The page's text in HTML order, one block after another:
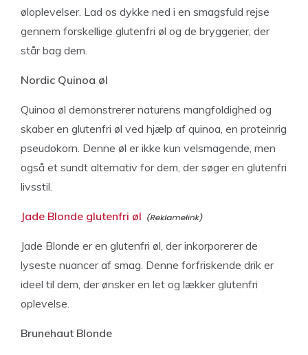
øloplevelser. Lad os dykke ned i en smagsfuld rejse
gennem forskellige glutenfri øl og de bryggerier, der
står bag dem.
Nordic Quinoa øl
Quinoa øl demonstrerer naturens mangfoldighed og
skaber en glutenfri øl ved hjælp af quinoa, en proteinrig
pseudokorn. Denne øl er ikke kun velsmagende, men
også et sundt alternativ for dem, der søger en glutenfri
livsstil.
Jade Blonde glutenfri øl
Jade Blonde er en glutenfri øl, der inkorporerer de
lyseste nuancer af smag. Denne forfriskende drik er
ideel til dem, der ønsker en let og lækker glutenfri
oplevelse.
Brunehaut Blonde